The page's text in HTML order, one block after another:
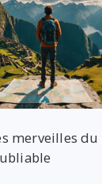
merveilles